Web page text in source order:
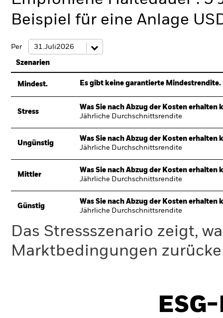
Beispiel für eine Anlage
Per
Szenarien
Mindest. Es gibt keine garantierte
Stress
Was Sie nach Abzug der Kosten erhalten
Jährliche Durchschnittsrendite
Ungünstig
Was Sie nach Abzug der Kosten erhalten
Jährliche Durchschnittsrendite
Mittler
Was Sie nach Abzug der Kosten erhalten
Jährliche Durchschnittsrendite
Günstig
Was Sie nach Abzug der Kosten erhalten
Jährliche Durchschnittsrendite
Das Stressszenario zeigt,
Marktbedingungen